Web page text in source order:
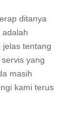
ditanya
adalah
tentang
yang
masih
kami terus